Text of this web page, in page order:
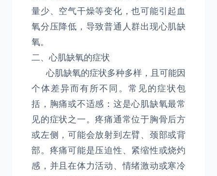
量少、空气干燥等变化，也可能引起血
氧分压降低，导致普通人群出现心肌缺
氧。
二、心肌缺氧的症状
心肌缺氧的症状多种多样，且可能因
个体差异而有所不同。常见的症状包
括，胸痛或不适感：这是心肌缺氧最常
见的症状之一。疼痛通常位于胸骨后方
或左侧，可能会放射到左臂、颈部或背
部。疼痛可能是压迫性、紧缩性或烧灼
感，并且在体力活动、情绪激动或寒冷